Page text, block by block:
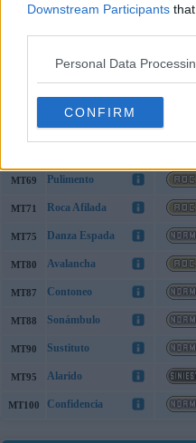
Downstream Participants
Personal Data
CONFIRM
MT39 Tumba Rocas
MT42 Imagen
Descanso
Atracción
MT69 Pulimento
MT71 Roca Afilada
MT75 Danza Espada
MT80 Avalancha
MT87 Contoneo
MT88 Sonámbulo
MT90 Sustituto
MT95 Alarido
MT100 Confidencia